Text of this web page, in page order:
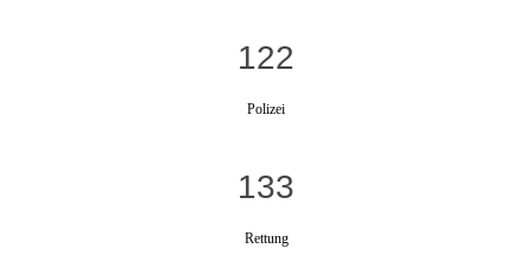
122
Polizei
133
Rettung